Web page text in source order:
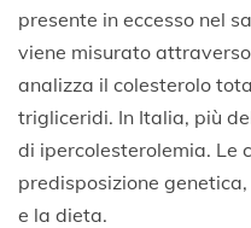
presente in eccesso nel
viene misurato
analizza il colesterolo
trigliceridi. In Italia, più
di ipercolesterolemia. Le
predisposizione
e la dieta.